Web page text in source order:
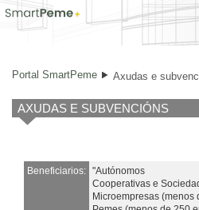
Axudas e subvencións
Portal SmartPeme Axudas e
AXUDAS E SUBVENCIÓNS
Beneficiarios: "Autónomos
Cooperativas e
Microempresas (menos